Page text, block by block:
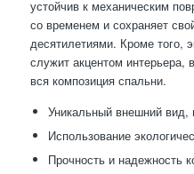
устойчив к механическим
со временем и сохраняет
десятилетиями. Кроме того,
служит акцентом интерьера,
вся композиция спальни.
Уникальный внешний
Использование
Прочность и надежность